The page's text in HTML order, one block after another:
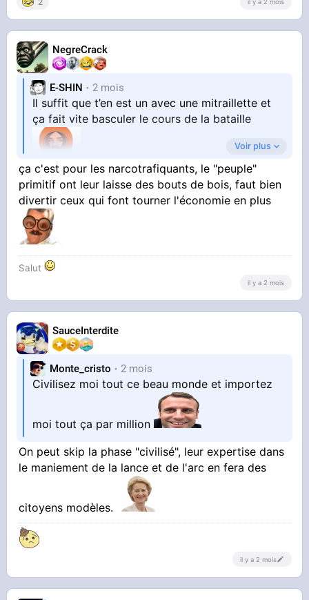
il y a 2 mois
NegreCrack
E-SHIN 2 mois
Il suffit que t’en est un avec une mitraillette et
ça fait vite basculer le cours de la bataille
Ils sont cons un peu de pas y avoir pensé
Voir plus
ça c'est pour les narcotrafiquants, le "peuple"
primitif ont leur laisse des bouts de bois, faut bien
divertir ceux qui font tourner l'économie en plus
Salut
il y a 2 mois
SauceInterdite
Monte_cristo 2 mois
Civilisez moi tout ce beau monde et importez
moi tout ça par million
On peut skip la phase "civilisé", leur expertise dans
le maniement de la lance et de l'arc en fera des
citoyens modèles.
il y a 2 mois